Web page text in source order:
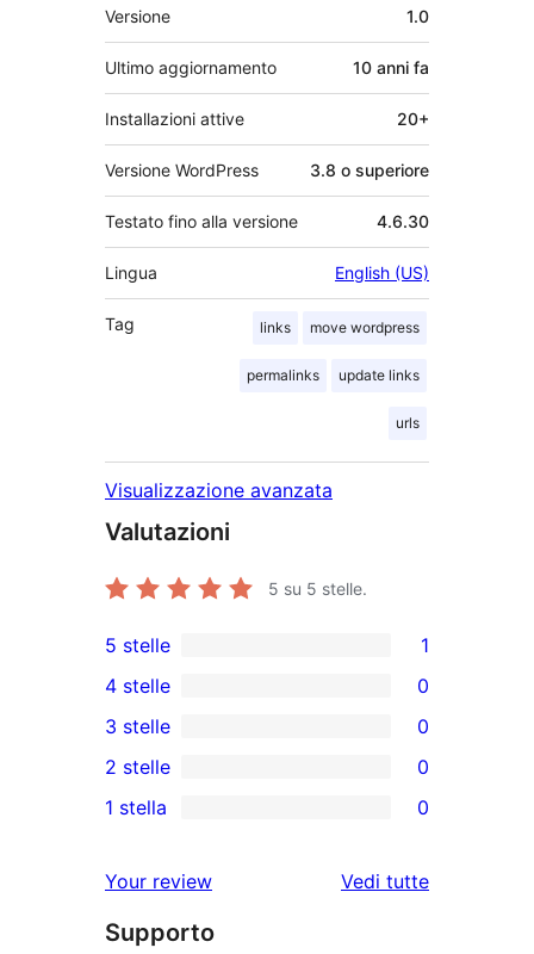
Versione 1.0
Ultimo aggiornamento 10 anni fa
Installazioni attive 20+
Versione WordPress 3.8 o superiore
Testato fino alla versione 4.6.30
Lingua English (US)
Tag links move wordpress
permalinks update links
urls
Visualizzazione avanzata
Valutazioni
5 su 5 stelle.
1
5-
recensioni
a
stelle
5 stelle 1
recensioni
a
4-
4 stelle 0
0
recensioni
a
stelle
3 stelle 0
recensioni
2-
stelle
2 stelle 0
a
1-
1 stella 0
Your review
Vedi tutte
Supporto